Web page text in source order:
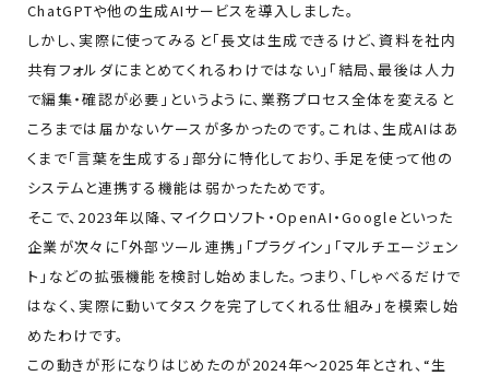
ChatGPTや他の生成AIサービスを導入しました。
しかし、実際に使ってみると「長文は生成できるけど、資料を社内
共有フォルダにまとめてくれるわけではない」「結局、最後は人力
で編集・確認が必要」というように、業務プロセス全体を変えると
ころまでは届かないケースが多かったのです。これは、生成AIはあ
くまで「言葉を生成する」部分に特化しており、手足を使って他の
システムと連携する機能は弱かったためです。
そこで、2023年以降、マイクロソフト・OpenAI・Googleといった
企業が次々に「外部ツール連携」「プラグイン」「マルチエージェン
ト」などの拡張機能を検討し始めました。つまり、「しゃべるだけで
はなく、実際に動いてタスクを完了してくれる仕組み」を模索し始
めたわけです。
この動きが形になりはじめたのが2024年〜2025年とされ、“生